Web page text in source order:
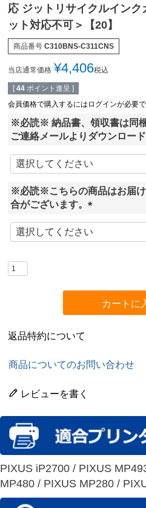
応 ジットリサイクルイン
ット対応不可＞【20】
商品番号 C310BNS-C311CNS
当店通常価格 ¥4,406税込
[ 44 ポイント進呈 ]
会員価格で購入するにはログインが必要で
※必読※ 納品書、領収書は同
ご連絡メールよりダウンロー
※必読※こちらの商品はお届
合がございます。
(
必
カートに
返品特約について
商品についてのお問い合わせ
レビューを書く
PIXUS iP2700 / PIXUS
MP480 / PIXUS MP280 /